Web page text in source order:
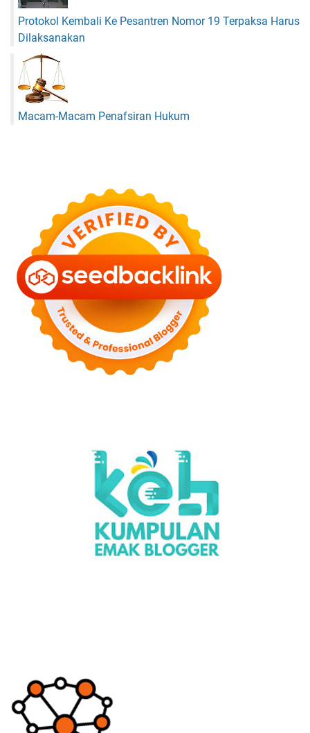
Protokol Kembali Ke Pesantren Nomor 19 Terpaksa Harus
Dilaksanakan
Macam-Macam Penafsiran Hukum